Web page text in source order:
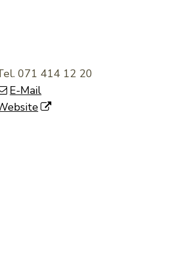
071 414 12 20
E-Mail